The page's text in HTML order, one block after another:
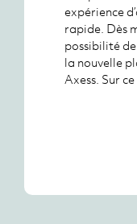
expérience
rapide. Dès
possibilité
la nouvelle
Axess. Sur